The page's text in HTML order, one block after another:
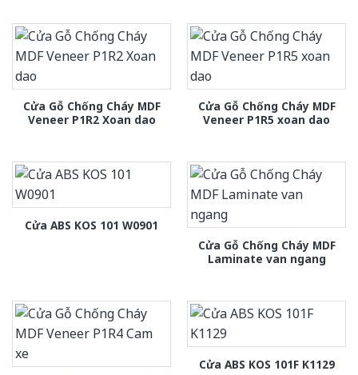
Cửa Gỗ Chống Cháy MDF
Veneer P1R2 Xoan dao
Cửa Gỗ Chống Cháy MDF
Veneer P1R5 xoan dao
Cửa ABS KOS 101 W0901
Cửa Gỗ Chống Cháy MDF
Laminate van ngang
Cửa ABS KOS 101F K1129